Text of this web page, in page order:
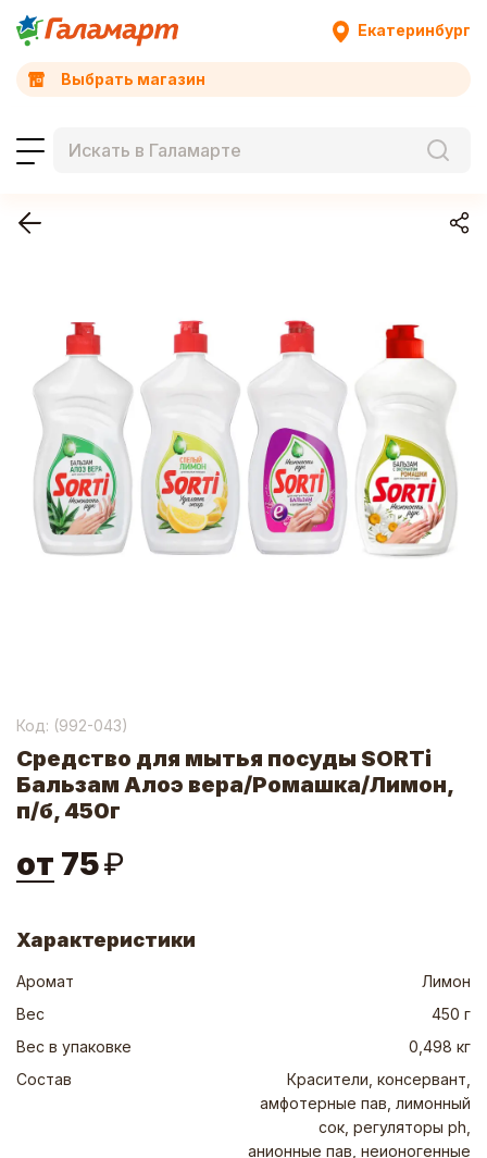
Екатеринбург
Выбрать магазин
Код: (992-043)
Средство для мытья посуды SORTi
Бальзам Алоэ вера/Ромашка/Лимон,
п/б, 450г
от 75₽
Характеристики
Аромат
Лимон
Вес
450 г
Вес в упаковке
0,498 кг
Состав
Красители, консервант,
амфотерные пав, лимонный
сок, регуляторы ph,
анионные пав, неионогенные